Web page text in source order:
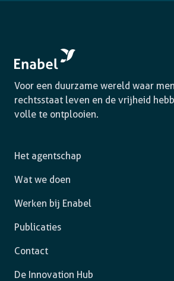
Voor een duurzame wereld waar
rechtsstaat leven en de vrijheid
volle te ontplooien.
Het agentschap
Wat we doen
Werken bij Enabel
Publicaties
Contact
De Innovation Hub